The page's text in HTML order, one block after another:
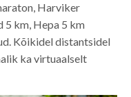
Harviker
5 km, Hepa 5 km
Kõikidel distantsidel
ka virtuaalselt